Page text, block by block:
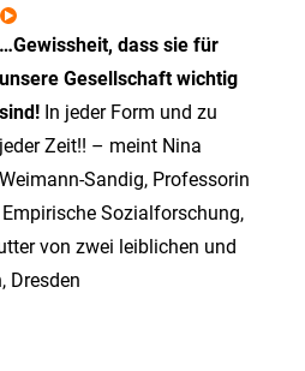
…Gewissheit, dass sie für
unsere Gesellschaft wichtig
sind! In jeder Form und zu
jeder Zeit!! – meint Nina
Weimann-Sandig, Professorin
Sozialforschung,
von zwei leiblichen und
Dresden